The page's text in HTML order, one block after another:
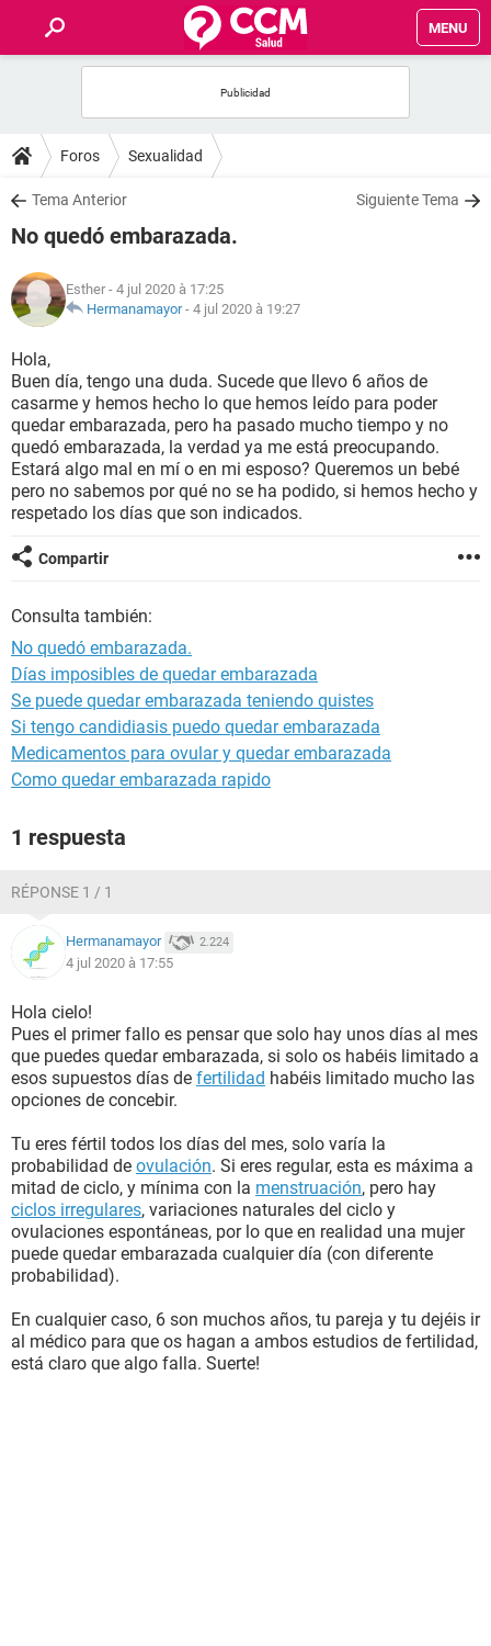
MENU
FORUMS
SALUD
FAMILIA
NUTRICIÓN
BIENESTAR
SEXUALIDAD
GLOSARIO
Foros Sexualidad
Tema Anterior Siguiente Tema
No quedó embarazada.
Esther - 4 jul 2020 à 17:25
Hermanamayor- 4 jul 2020 à 19:27
Hola,
Buen día, tengo una duda. Sucede que llevo 6 años de
casarme y hemos hecho lo que hemos leído para poder
quedar embarazada, pero ha pasado mucho tiempo y no
quedó embarazada, la verdad ya me está preocupando.
Estará algo mal en mí o en mi esposo? Queremos un bebé
pero no sabemos por qué no se ha podido, si hemos hecho y
respetado los días que son indicados.
Compartir
Consulta también:
No quedó embarazada.
Días imposibles de quedar embarazada
Se puede quedar embarazada teniendo quistes
Si tengo candidiasis puedo quedar embarazada
Medicamentos para ovular y quedar embarazada
Como quedar embarazada rapido
1 respuesta
RÉPONSE 1 / 1
Hermanamayor 2.224
4 jul 2020 à 17:55
Hola cielo!
Pues el primer fallo es pensar que solo hay unos días al mes
que puedes quedar embarazada, si solo os habéis limitado a
esos supuestos días de fertilidad habéis limitado mucho las
opciones de concebir.
Tu eres fértil todos los días del mes, solo varía la
probabilidad de ovulación. Si eres regular, esta es máxima a
mitad de ciclo, y mínima con la menstruación, pero hay
ciclos irregulares, variaciones naturales del ciclo y
ovulaciones espontáneas, por lo que en realidad una mujer
puede quedar embarazada cualquier día (con diferente
probabilidad).
En cualquier caso, 6 son muchos años, tu pareja y tu dejéis ir
al médico para que os hagan a ambos estudios de fertilidad,
está claro que algo falla. Suerte!